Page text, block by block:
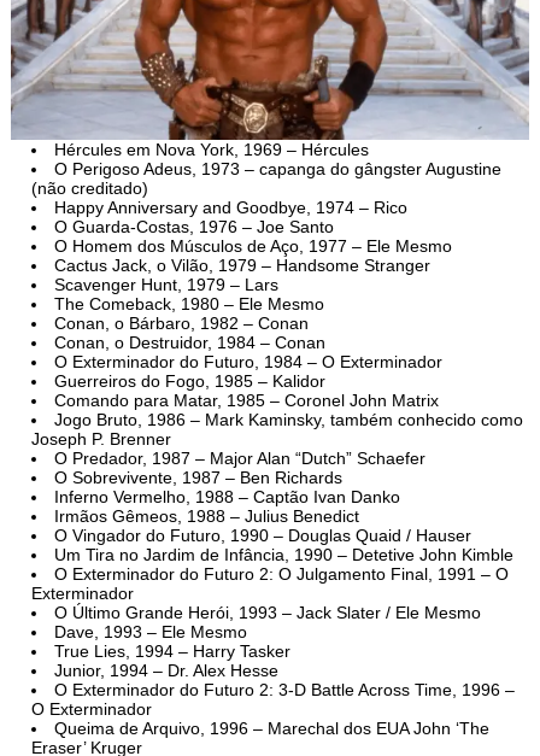
Hércules em Nova York, 1969 – Hércules
O Perigoso Adeus, 1973 – capanga do gângster Augustine
(não creditado)
Happy Anniversary and Goodbye, 1974 – Rico
O Guarda-Costas, 1976 – Joe Santo
O Homem dos Músculos de Aço, 1977 – Ele Mesmo
Cactus Jack, o Vilão, 1979 – Handsome Stranger
Scavenger Hunt, 1979 – Lars
The Comeback, 1980 – Ele Mesmo
Conan, o Bárbaro, 1982 – Conan
Conan, o Destruidor, 1984 – Conan
O Exterminador do Futuro, 1984 – O Exterminador
Guerreiros do Fogo, 1985 – Kalidor
Comando para Matar, 1985 – Coronel John Matrix
Jogo Bruto, 1986 – Mark Kaminsky, também conhecido como
Joseph P. Brenner
O Predador, 1987 – Major Alan “Dutch” Schaefer
O Sobrevivente, 1987 – Ben Richards
Inferno Vermelho, 1988 – Captão Ivan Danko
Irmãos Gêmeos, 1988 – Julius Benedict
O Vingador do Futuro, 1990 – Douglas Quaid / Hauser
Um Tira no Jardim de Infância, 1990 – Detetive John Kimble
O Exterminador do Futuro 2: O Julgamento Final, 1991 – O
Exterminador
O Último Grande Herói, 1993 – Jack Slater / Ele Mesmo
Dave, 1993 – Ele Mesmo
True Lies, 1994 – Harry Tasker
Junior, 1994 – Dr. Alex Hesse
O Exterminador do Futuro 2: 3-D Battle Across Time, 1996 –
O Exterminador
Queima de Arquivo, 1996 – Marechal dos EUA John ‘The
Eraser’ Kruger